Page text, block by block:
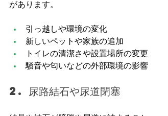
があります。
引っ越しや環境の変化
新しいペットや家族の追加
トイレの清潔さや設置場所の変更
騒音や匂いなどの外部環境の影響
2. 尿路結石や尿道閉塞